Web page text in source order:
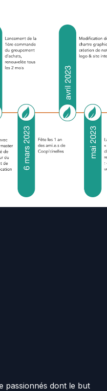
passionnés dont le but